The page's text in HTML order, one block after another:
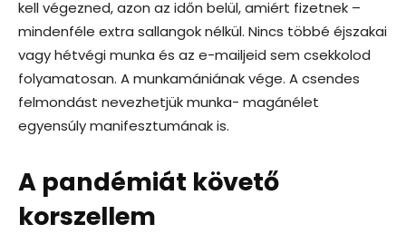
kell végezned, azon az időn belül, amiért fizetnek –
mindenféle extra sallangok nélkül. Nincs többé éjszakai
vagy hétvégi munka és az e-mailjeid sem csekkolod
folyamatosan. A munkamániának vége. A csendes
felmondást nevezhetjük munka- magánélet
egyensúly manifesztumának is.
A pandémiát követő
korszellem